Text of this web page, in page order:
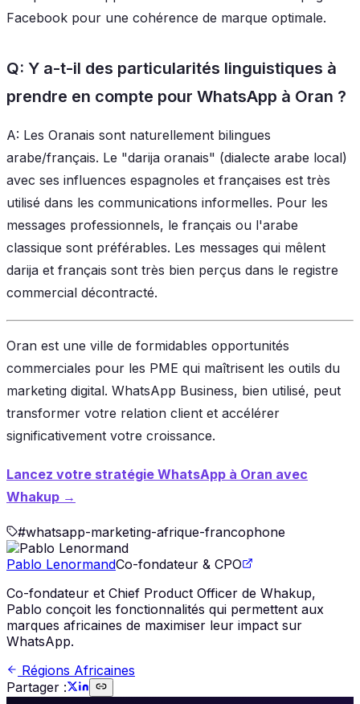
Facebook pour une cohérence de marque optimale.
Q: Y a-t-il des particularités linguistiques à
prendre en compte pour WhatsApp à Oran ?
A: Les Oranais sont naturellement bilingues
arabe/français. Le "darija oranais" (dialecte arabe local)
avec ses influences espagnoles et françaises est très
utilisé dans les communications informelles. Pour les
messages professionnels, le français ou l'arabe
classique sont préférables. Les messages qui mêlent
darija et français sont très bien perçus dans le registre
commercial décontracté.
Oran est une ville de formidables opportunités
commerciales pour les PME qui maîtrisent les outils du
marketing digital. WhatsApp Business, bien utilisé, peut
transformer votre relation client et accélérer
significativement votre croissance.
Lancez votre stratégie WhatsApp à Oran avec
Whakup →
#whatsapp-marketing-afrique-francophone
Pablo LenormandCo-fondateur & CPO
Co-fondateur et Chief Product Officer de Whakup,
Pablo conçoit les fonctionnalités qui permettent aux
marques africaines de maximiser leur impact sur
WhatsApp.
Régions Africaines
Partager :